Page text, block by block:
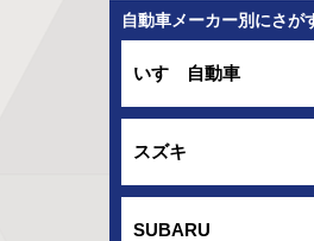
自動車メーカー別にさが
いすゞ自動車
スズキ
SUBARU